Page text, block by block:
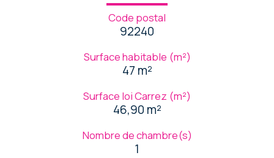
Code postal
92240
Surface habitable (m²)
47 m²
Surface loi Carrez (m²)
46,90 m²
Nombre de chambre(s)
1